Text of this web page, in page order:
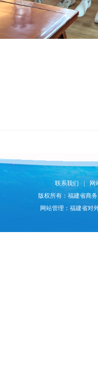
联系我们
网
版权所有：福建省商
网站管理：福建省对